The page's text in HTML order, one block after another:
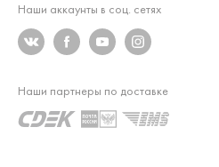
Наши аккаунты в соц. сетях
Наши партнеры по доставке